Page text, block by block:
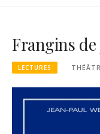
Frangins de
LECTURES